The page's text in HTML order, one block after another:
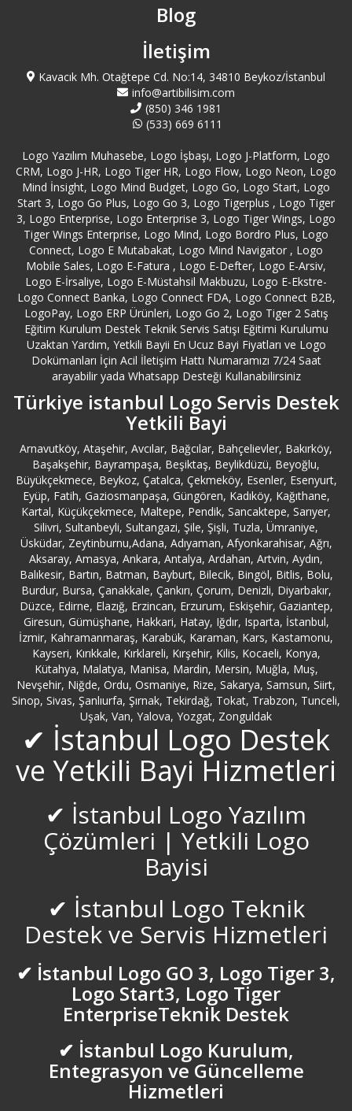
Beşiktaş Logo Destek
Beylikdüzü Logo Destek
Beyoğlu Logo Destek
Bilecik Logo Destek
Bingöl Logo Destek
Bitlis Logo Destek
Bolu Logo Destek
Burdur Logo Destek
Büyükçekmece Logo Destek
Çanakkale Logo Destek
Çankırı Logo Destek
Çatalca Logo Destek
Çekmeköy Logo Destek
Çorum Logo Destek
Denizli Logo Destek
Diyarbakır Logo Destek
Edirne Logo Destek
Erzincan Logo Destek
Esenler Logo Destek
Esenyurt Logo Destek
Eskişehir Logo Destek
Blog
İletişim
Kavacık Mh. Otağtepe Cd. No:14, 34810 Beykoz/İstanbul
info@artibilisim.com
(850) 346 1981
(533) 669 6111
Logo Yazılım Muhasebe, Logo İşbaşı, Logo J-Platform, Logo
CRM, Logo J-HR, Logo Tiger HR, Logo Flow, Logo Neon, Logo
Mind İnsight, Logo Mind Budget, Logo Go, Logo Start, Logo
Start 3, Logo Go Plus, Logo Go 3, Logo Tigerplus , Logo Tiger
3, Logo Enterprise, Logo Enterprise 3, Logo Tiger Wings, Logo
Tiger Wings Enterprise, Logo Mind, Logo Bordro Plus, Logo
Connect, Logo E Mutabakat, Logo Mind Navigator , Logo
Mobile Sales, Logo E-Fatura , Logo E-Defter, Logo E-Arsiv,
Logo E-İrsaliye, Logo E-Müstahsil Makbuzu, Logo E-Ekstre-
Logo Connect Banka, Logo Connect FDA, Logo Connect B2B,
LogoPay, Logo ERP Ürünleri, Logo Go 2, Logo Tiger 2 Satış
Eğitim Kurulum Destek Teknik Servis Satışı Eğitimi Kurulumu
Uzaktan Yardım, Yetkili Bayii En Ucuz Bayi Fiyatları ve Logo
Dokümanları İçin Acil İletişim Hattı Numaramızı 7/24 Saat
arayabilir yada Whatsapp Desteği Kullanabilirsiniz
Türkiye istanbul Logo Servis Destek
Yetkili Bayi
Arnavutköy, Ataşehir, Avcılar, Bağcılar, Bahçelievler, Bakırköy,
Başakşehir, Bayrampaşa, Beşiktaş, Beylikdüzü, Beyoğlu,
Büyükçekmece, Beykoz, Çatalca, Çekmeköy, Esenler, Esenyurt,
Eyüp, Fatih, Gaziosmanpaşa, Güngören, Kadıköy, Kağıthane,
Kartal, Küçükçekmece, Maltepe, Pendik, Sancaktepe, Sarıyer,
Silivri, Sultanbeyli, Sultangazi, Şile, Şişli, Tuzla, Ümraniye,
Üsküdar, Zeytinburnu,Adana, Adıyaman, Afyonkarahisar, Ağrı,
Aksaray, Amasya, Ankara, Antalya, Ardahan, Artvin, Aydın,
Balıkesir, Bartın, Batman, Bayburt, Bilecik, Bingöl, Bitlis, Bolu,
Burdur, Bursa, Çanakkale, Çankırı, Çorum, Denizli, Diyarbakır,
Düzce, Edirne, Elazığ, Erzincan, Erzurum, Eskişehir, Gaziantep,
Giresun, Gümüşhane, Hakkari, Hatay, Iğdır, Isparta, İstanbul,
İzmir, Kahramanmaraş, Karabük, Karaman, Kars, Kastamonu,
Kayseri, Kırıkkale, Kırklareli, Kırşehir, Kilis, Kocaeli, Konya,
Kütahya, Malatya, Manisa, Mardin, Mersin, Muğla, Muş,
Nevşehir, Niğde, Ordu, Osmaniye, Rize, Sakarya, Samsun, Siirt,
Sinop, Sivas, Şanlıurfa, Şırnak, Tekirdağ, Tokat, Trabzon, Tunceli,
Uşak, Van, Yalova, Yozgat, Zonguldak
✔ İstanbul Logo Destek
ve Yetkili Bayi Hizmetleri
✔ İstanbul Logo Yazılım
Çözümleri | Yetkili Logo
Bayisi
✔ İstanbul Logo Teknik
Destek ve Servis Hizmetleri
✔ İstanbul Logo GO 3, Logo Tiger 3,
Logo Start3, Logo Tiger
EnterpriseTeknik Destek
✔ İstanbul Logo Kurulum,
Entegrasyon ve Güncelleme
Hizmetleri